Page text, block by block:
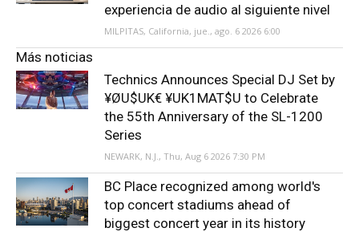
experiencia de audio al siguiente nivel
MILPITAS, California, jue., ago. 6 2026 6:00
Más noticias
Technics Announces Special DJ Set by
¥ØU$UK€ ¥UK1MAT$U to Celebrate
the 55th Anniversary of the SL-1200
Series
NEWARK, N.J., Thu, Aug 6 2026 7:30 PM
BC Place recognized among world's
top concert stadiums ahead of
biggest concert year in its history